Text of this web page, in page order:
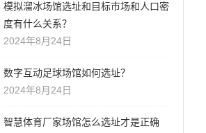
模拟溜冰场馆选址和目标市场和人口密
度有什么关系？
2024年8月24日
数字互动足球场馆如何选址？
2024年8月24日
智慧体育厂家场馆怎么选址才是正确